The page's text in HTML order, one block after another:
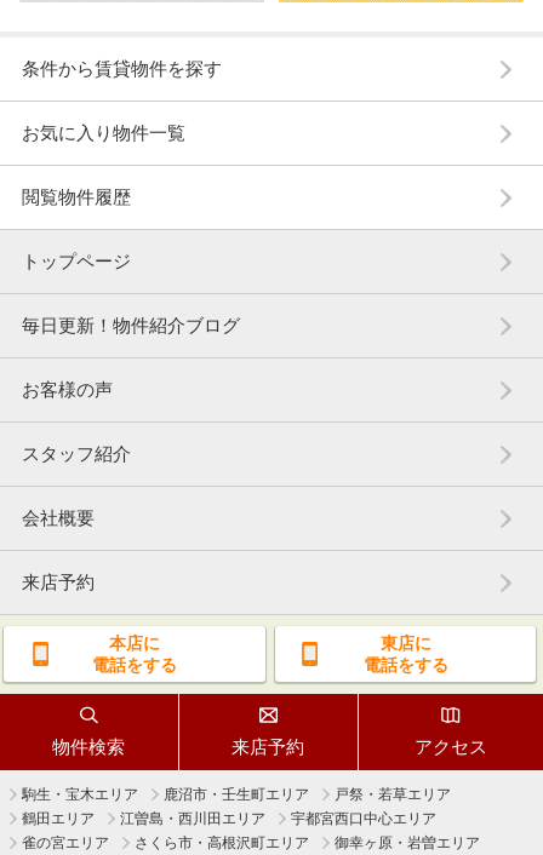
条件から賃貸物件を探す
お気に入り物件一覧
閲覧物件履歴
トップページ
毎日更新！物件紹介ブログ
お客様の声
スタッフ紹介
会社概要
来店予約
本店に
電話をする
東店に
電話をする
物件検索 来店予約 アクセス
駒生・宝木エリア 鹿沼市・壬生町エリア
戸祭・若草エリア
鶴田エリア
江曽島・西川田エリア
宇都宮西口中心エリア
雀の宮エリア
さくら市・高根沢町エリア 御幸ヶ原・岩曽エリア